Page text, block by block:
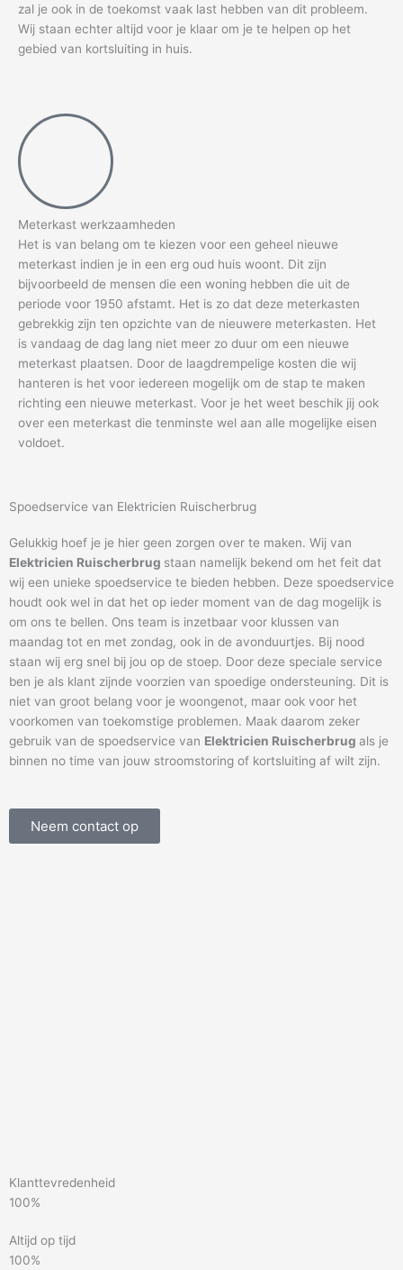
zal je ook in de toekomst vaak last hebben van dit probleem.
Wij staan echter altijd voor je klaar om je te helpen op het
gebied van kortsluiting in huis.
Meterkast werkzaamheden
Het is van belang om te kiezen voor een geheel nieuwe
meterkast indien je in een erg oud huis woont. Dit zijn
bijvoorbeeld de mensen die een woning hebben die uit de
periode voor 1950 afstamt. Het is zo dat deze meterkasten
gebrekkig zijn ten opzichte van de nieuwere meterkasten. Het
is vandaag de dag lang niet meer zo duur om een nieuwe
meterkast plaatsen. Door de laagdrempelige kosten die wij
hanteren is het voor iedereen mogelijk om de stap te maken
richting een nieuwe meterkast. Voor je het weet beschik jij ook
over een meterkast die tenminste wel aan alle mogelijke eisen
voldoet.
Spoedservice van Elektricien Ruischerbrug
Gelukkig hoef je je hier geen zorgen over te maken. Wij van
Elektricien Ruischerbrug staan namelijk bekend om het feit dat
wij een unieke spoedservice te bieden hebben. Deze spoedservice
houdt ook wel in dat het op ieder moment van de dag mogelijk is
om ons te bellen. Ons team is inzetbaar voor klussen van
maandag tot en met zondag, ook in de avonduurtjes. Bij nood
staan wij erg snel bij jou op de stoep. Door deze speciale service
ben je als klant zijnde voorzien van spoedige ondersteuning. Dit is
niet van groot belang voor je woongenot, maar ook voor het
voorkomen van toekomstige problemen. Maak daarom zeker
gebruik van de spoedservice van Elektricien Ruischerbrug als je
binnen no time van jouw stroomstoring of kortsluiting af wilt zijn.
Neem contact op
Klanttevredenheid
100%
Altijd op tijd
100%